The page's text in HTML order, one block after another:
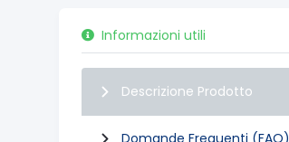
Informazioni utili
Descrizione Prodotto